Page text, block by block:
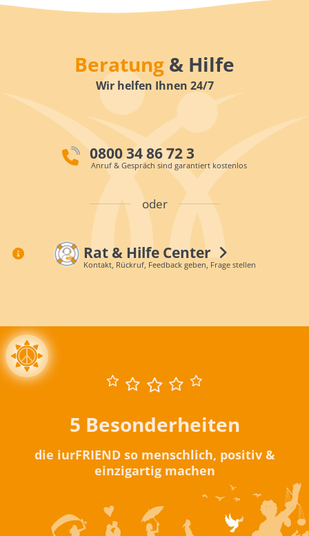
Beratung & Hilfe
Wir helfen Ihnen 24/7
0800 34 86 72 3
Anruf & Gespräch sind garantiert kostenlos
oder
Rat & Hilfe Center
Kontakt, Rückruf, Feedback geben, Frage stellen
5 Besonderheiten
die iurFRIEND so menschlich, positiv &
einzigartig machen